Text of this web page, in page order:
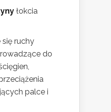
łokcia
ruchy
do
palce i